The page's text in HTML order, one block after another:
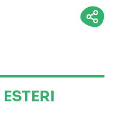
ESTERI